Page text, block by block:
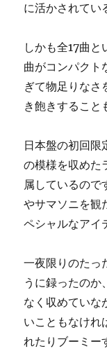
に活かされてい
しかも全17曲
曲がコンパクト
ぎて物足りなさ
き飽きすること
日本盤の初回
の模様を収めた
属しているので
やサマソニを観
ペシャルなアイ
一夜限りのたっ
うに録ったのか
なく収めていな
いこともなけれ
れたりブーミー